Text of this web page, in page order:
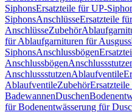
SiphonsErsatzteile für UP-
SiphonsAnschlüsseErsatzteile für
AnschlüsseZubehör
für Ablaufgarnituren für
SiphonsAnschlussbögen
Anschlussbögen
AnschlussstutzenAblaufventile
AblaufventileZubehör
BadewannenDuschen
für Bodenentwässerung für